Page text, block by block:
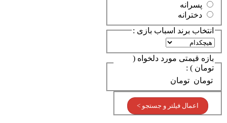
انتخاب برند اسباب بازی :
بازه قیمتی مورد دلخواه (
تومان ) :
تومان تومان
اعمال فیلتر و جستجو >